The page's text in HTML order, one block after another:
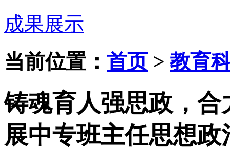
成果展示
当前位置： 首页>教育
铸魂育人强思政，
展中专班主任思想